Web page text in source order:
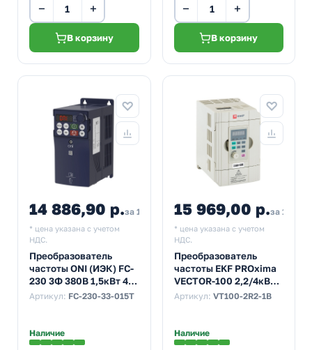
− +
В корзину
− +
В корзину
14 886,90 р.за 1 шт
* цена указана с учетом
НДС.
Преобразователь
частоты ONI (ИЭК) FC-
230 3Ф 380В 1,5кВт 4А
встроенный тормозной
Артикул: FC-230-33-015T
Наличие
15 969,00 р.за 1 шт
* цена указана с учетом
НДС.
Преобразователь
частоты EKF PROxima
VECTOR-100 2,2/4кВт
1х230В
Артикул: VT100-2R2-1B
Наличие